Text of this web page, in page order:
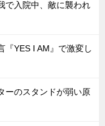
で入院中、敵に襲われ
『YES I AM』で激変し
ーのスタンドが弱い原